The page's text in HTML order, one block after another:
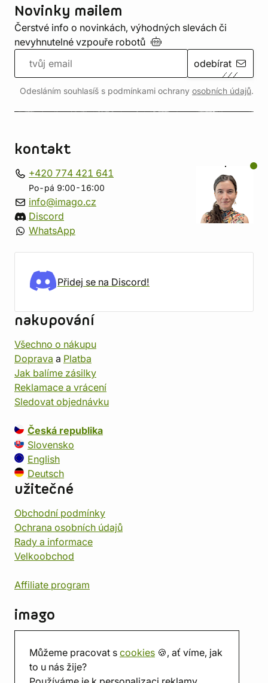
Můžeme pracovat s cookies 🍪, ať víme, jak
to u nás žije?
Novinky mailem
Čerstvé info o novinkách, výhodných slevách či
nevyhnutelné vzpouře robotů
odebírat
Odesláním souhlasíš s podmínkami ochrany osobních údajů.
kontakt
+420 774 421 641
Po-pá 9:00-16:00
info@imago.cz
Discord
WhatsApp
Přidej se na Discord!
nakupování
Všechno o nákupu
Doprava a Platba
Jak balíme zásilky
Reklamace a vrácení
Sledovat objednávku
Česká republika
Slovensko
English
Deutsch
užitečné
Obchodní podmínky
Ochrana osobních údajů
Rady a informace
Velkoobchod
Affiliate program
imago
Prodejna
Herna